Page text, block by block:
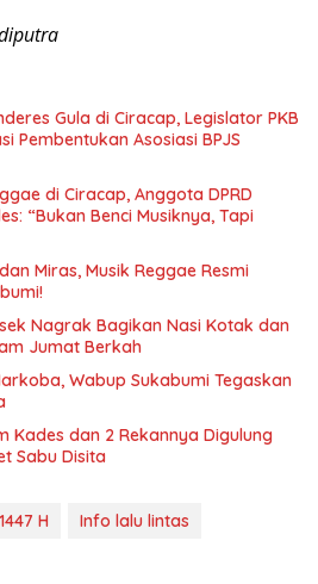
Gula di Ciracap, Legislator PKB
Pembentukan Asosiasi BPJS
di Ciracap, Anggota DPRD
“Bukan Benci Musiknya, Tapi
Miras, Musik Reggae Resmi
Nagrak Bagikan Nasi Kotak dan
Jumat Berkah
Wabup Sukabumi Tegaskan
Kades dan 2 Rekannya Digulung
Sabu Disita
H
Info lalu lintas